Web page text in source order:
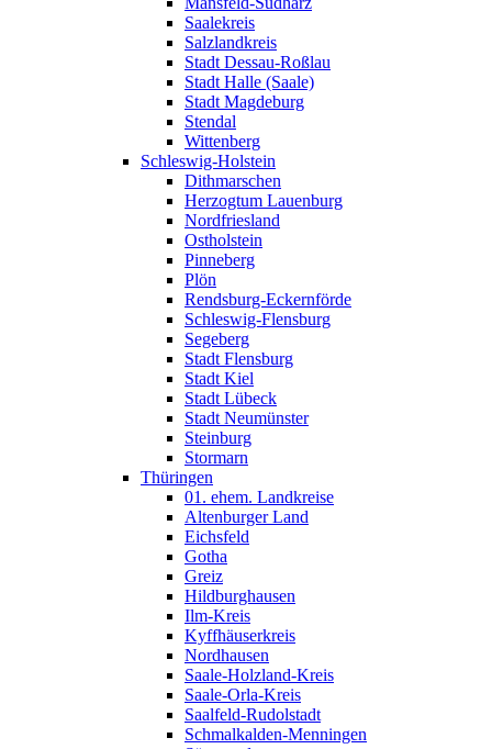
Saalekreis
Salzlandkreis
Stadt Dessau-Roßlau
Stadt Halle (Saale)
Stadt Magdeburg
Stendal
Wittenberg
Schleswig-Holstein
Dithmarschen
Herzogtum Lauenburg
Nordfriesland
Ostholstein
Pinneberg
Plön
Rendsburg-Eckernförde
Schleswig-Flensburg
Segeberg
Stadt Flensburg
Stadt Kiel
Stadt Lübeck
Stadt Neumünster
Steinburg
Stormarn
Thüringen
01. ehem. Landkreise
Altenburger Land
Eichsfeld
Gotha
Greiz
Hildburghausen
Ilm-Kreis
Kyffhäuserkreis
Nordhausen
Saale-Holzland-Kreis
Saale-Orla-Kreis
Saalfeld-Rudolstadt
Schmalkalden-Menningen